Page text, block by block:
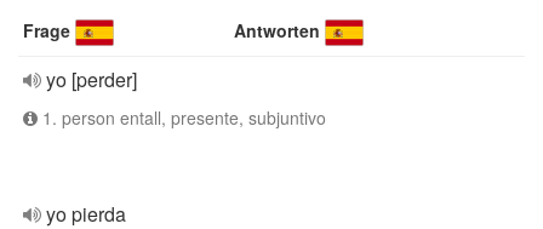
Frage Antworten
yo [perder]
1. person entall, presente, subjuntivo
yo pierda